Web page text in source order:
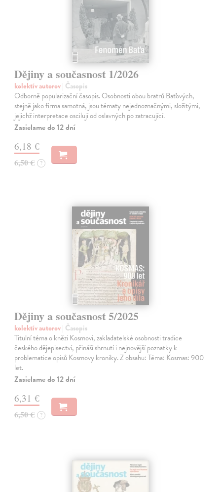
Dějiny a současnost 1/2026
kolektív autorov| Časopis
Odborně popularizační časopis. Osobnosti obou bratrů Baťových,
stejně jako firma samotná, jsou tématy nejednoznačnými, složitými,
jejichž interpretace oscilují od oslavných po zatracující.
Zasielame do 12 dní
6,18 €
6,50 € ?
Dějiny a současnost 5/2025
kolektív autorov| Časopis
Titulní téma o knězi Kosmovi, zakladatelské osobnosti tradice
českého dějepisectví, přináší shrnutí i nejnovější poznatky k
problematice opisů Kosmovy kroniky. Z obsahu: Téma: Kosmas: 900
let.
Zasielame do 12 dní
6,31 €
6,50 € ?